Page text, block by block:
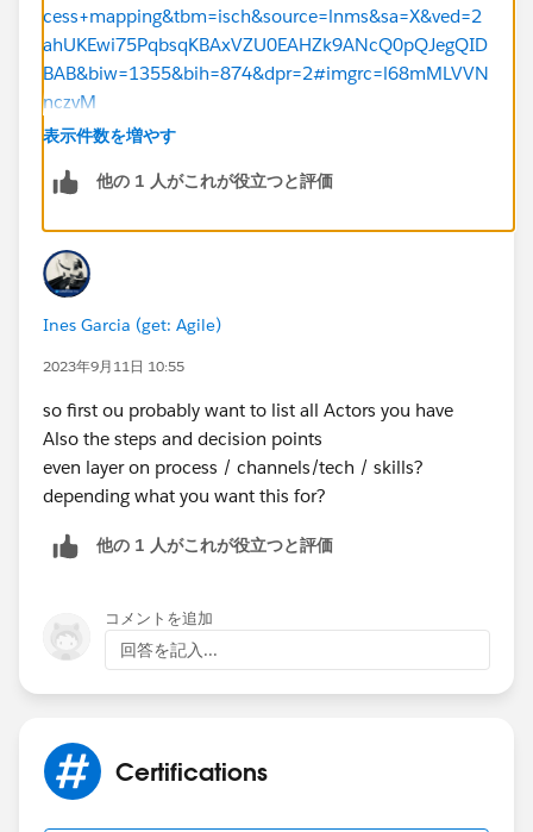
cess+mapping&tbm=isch&source=lnms&sa=X&ved=2
ahUKEwi75PqbsqKBAxVZU0EAHZk9ANcQ0pQJegQID
BAB&biw=1355&bih=874&dpr=2#imgrc=l68mMLVVN
nczvM
表示件数を増やす
他の 1 人がこれが役立つと評価
Ines Garcia (get: Agile)
2023年9月11日 10:55
so first ou probably want to list all Actors you have
Also the steps and decision points
even layer on process / channels/tech / skills?
depending what you want this for?
他の 1 人がこれが役立つと評価
コメントを追加
回答を記入...
Certifications